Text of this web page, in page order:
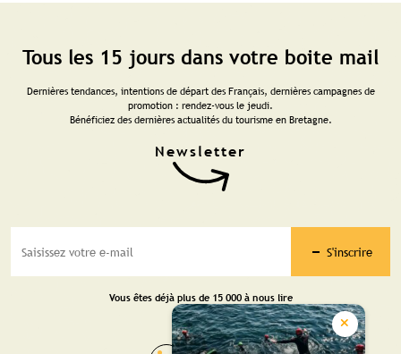
Tous les 15 jours dans votre boite mail
Dernières tendances, intentions de départ des Français, dernières campagnes de
promotion : rendez-vous le jeudi.
Bénéficiez des dernières actualités du tourisme en Bretagne.
S'inscrire
Vous êtes déjà plus de 15 000 à nous lire